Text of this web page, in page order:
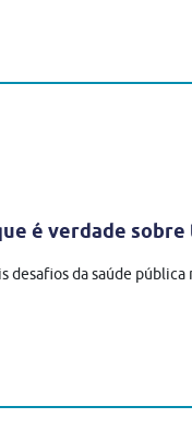
é verdade
da saúde